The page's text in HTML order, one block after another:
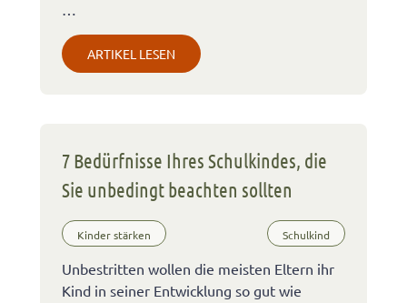
ARTIKEL LESEN
7 Bedürfnisse Ihres Schulkindes, die
Sie unbedingt beachten sollten
Kinder stärken Schulkind
Unbestritten wollen die meisten Eltern ihr
Kind in seiner Entwicklung so gut wie